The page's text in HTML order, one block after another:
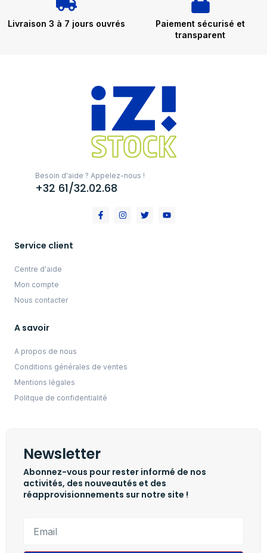
Livraison 3 à 7 jours ouvrés
Paiement sécurisé et
transparent
Besoin d'aide ? Appelez-nous !
+32 61/32.02.68
Service client
Centre d'aide
Mon compte
Nous contacter
A savoir
A propos de nous
Conditions générales de ventes
Mentions légales
Politque de confidentialité
Newsletter
Abonnez-vous pour rester informé de nos
activités, des nouveautés et des
réapprovisionnements sur notre site !